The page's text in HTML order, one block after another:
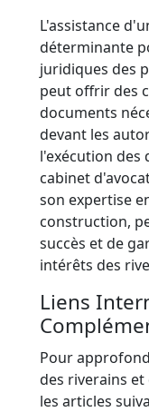
L'assistance
déterminante
juridiques des
peut offrir des
documents
devant les
l'exécution des
cabinet
son expertise
construction,
succès et de
intérêts des
Liens
Pour
des riverains
les articles